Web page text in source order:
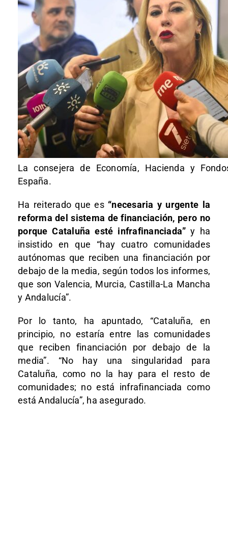
La consejera de Economía, Hacienda y
España.
Ha reiterado que es “necesaria y urgente la
reforma del sistema de financiación, pero no
porque Cataluña esté infrafinanciada” y ha
insistido en que “hay cuatro comunidades
autónomas que reciben una financiación por
debajo de la media, según todos los informes,
que son Valencia, Murcia, Castilla-La Mancha
y Andalucía”.
Por lo tanto, ha apuntado, “Cataluña, en
principio, no estaría entre las comunidades
que reciben financiación por debajo de la
media”. “No hay una singularidad para
Cataluña, como no la hay para el resto de
comunidades; no está infrafinanciada como
está Andalucía”, ha asegurado.